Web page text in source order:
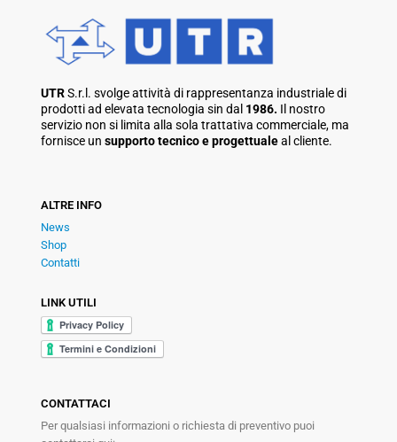
UTRS.r.l. svolge attività di rappresentanza industriale di
prodotti ad elevata tecnologia sin dal 1986. Il nostro
servizio non si limita alla sola trattativa commerciale, ma
fornisce un supporto tecnico e progettualeal cliente.
ALTRE INFO
News
Shop
Contatti
LINK UTILI
CONTATTACI
Per qualsiasi informazioni o richiesta di preventivo puoi